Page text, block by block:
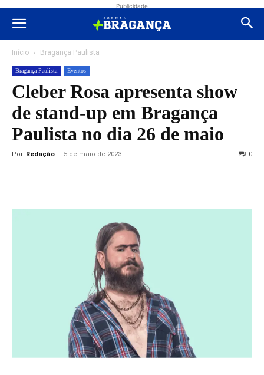
Publicidade
Início Bragança Paulista
Bragança Paulista Eventos
Cleber Rosa apresenta show
de stand-up em Bragança
Paulista no dia 26 de maio
Por Redação - 5 de maio de 2023 0